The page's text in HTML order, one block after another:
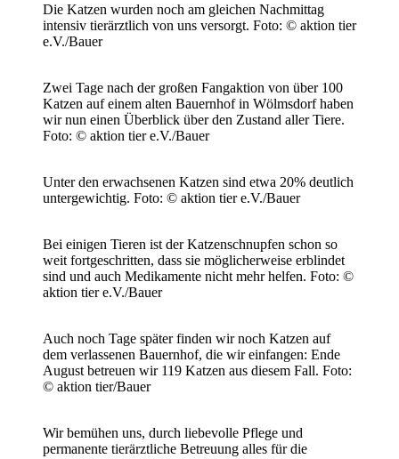
Die Katzen wurden noch am gleichen Nachmittag
intensiv tierärztlich von uns versorgt. Foto: © aktion tier
e.V./Bauer
Zwei Tage nach der großen Fangaktion von über 100
Katzen auf einem alten Bauernhof in Wölmsdorf haben
wir nun einen Überblick über den Zustand aller Tiere.
Foto: © aktion tier e.V./Bauer
Unter den erwachsenen Katzen sind etwa 20% deutlich
untergewichtig. Foto: © aktion tier e.V./Bauer
Bei einigen Tieren ist der Katzenschnupfen schon so
weit fortgeschritten, dass sie möglicherweise erblindet
sind und auch Medikamente nicht mehr helfen. Foto: ©
aktion tier e.V./Bauer
Auch noch Tage später finden wir noch Katzen auf
dem verlassenen Bauernhof, die wir einfangen: Ende
August betreuen wir 119 Katzen aus diesem Fall. Foto:
© aktion tier/Bauer
Wir bemühen uns, durch liebevolle Pflege und
permanente tierärztliche Betreuung alles für die